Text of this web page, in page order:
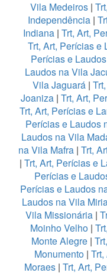
Vila Medeiros |
Independência |
Indiana | Trt, Art,
Trt, Art, Perícias e
Perícias e
Laudos na Vila
Vila Jaguará |
Joaniza| Trt, Art,
Trt, Art, Perícias e
Perícias e Laudos
Laudos na Vila
na Vila Mafra | Trt,
| Trt, Art, Perícias e
Perícias e
Perícias e Laudos
Laudos na Vila
Vila Missionária |
Moinho Velho |
Monte Alegre|
Monumento |
Moraes| Trt, Art,